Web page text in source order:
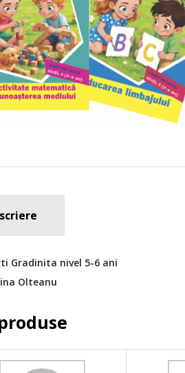
Gradinita nivel 5-6 ani
Olteanu